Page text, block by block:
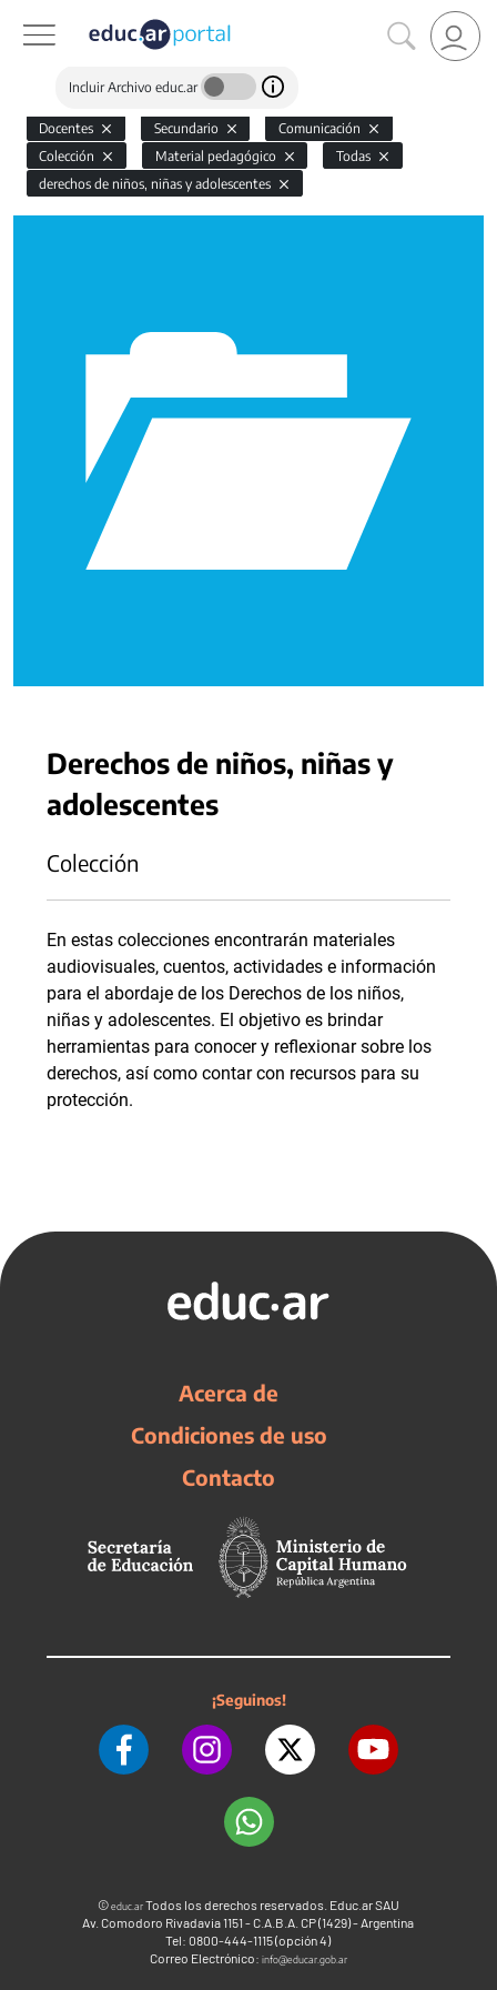
Incluir Archivo educ.ar
Docentes Secundario
Comunicación
Colección
Material pedagógico
Todas
derechos de niños, niñas y adolescentes
Derechos de niños, niñas y
adolescentes
Colección
En estas colecciones encontrarán materiales
audiovisuales, cuentos, actividades e información
para el abordaje de los Derechos de los niños,
niñas y adolescentes. El objetivo es brindar
herramientas para conocer y reflexionar sobre los
derechos, así como contar con recursos para su
protección.
Acerca de
Condiciones de uso
Contacto
¡Seguinos!
©educ.arTodos los derechos reservados. Educ.ar SAU
Av. Comodoro Rivadavia 1151 - C.A.B.A. CP (1429) - Argentina
Tel: 0800-444-1115 (opción 4)
Correo Electrónico: info@educar.gob.ar